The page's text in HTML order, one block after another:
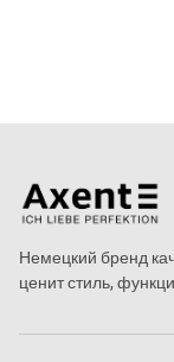
Немецкий бренд
ценит стиль,